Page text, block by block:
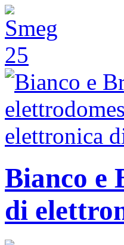
Bianco e
di